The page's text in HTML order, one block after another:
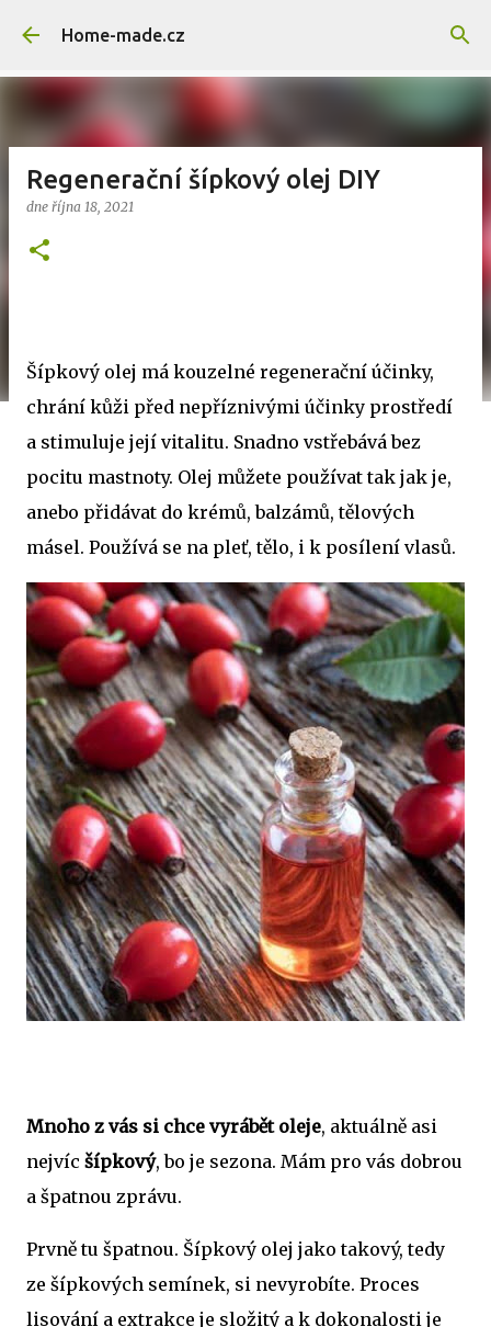
Přeskočit na hlavní obsah
Home-made.cz
Regenerační šípkový olej DIY
dne října 18, 2021
Šípkový olej má kouzelné regenerační účinky,
chrání kůži před nepříznivými účinky prostředí
a stimuluje její vitalitu. Snadno vstřebává bez
pocitu mastnoty. Olej můžete používat tak jak je,
anebo přidávat do krémů, balzámů, tělových
másel. Používá se na pleť, tělo, i k posílení vlasů.
Mnoho z vás si chce vyrábět oleje, aktuálně asi
nejvíc šípkový, bo je sezona. Mám pro vás dobrou
a špatnou zprávu.
Prvně tu špatnou. Šípkový olej jako takový, tedy
ze šípkových semínek, si nevyrobíte. Proces
lisování a extrakce je složitý a k dokonalosti je